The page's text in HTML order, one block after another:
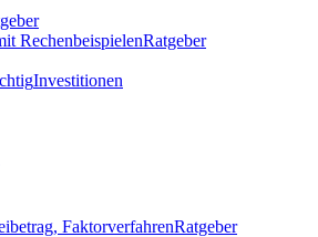
RechenbeispielenRatgeber
Investitionen
FaktorverfahrenRatgeber